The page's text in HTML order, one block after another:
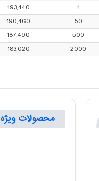
1
193,440
50
190,460
500
187,490
2000
183,020
محصولات ویژه